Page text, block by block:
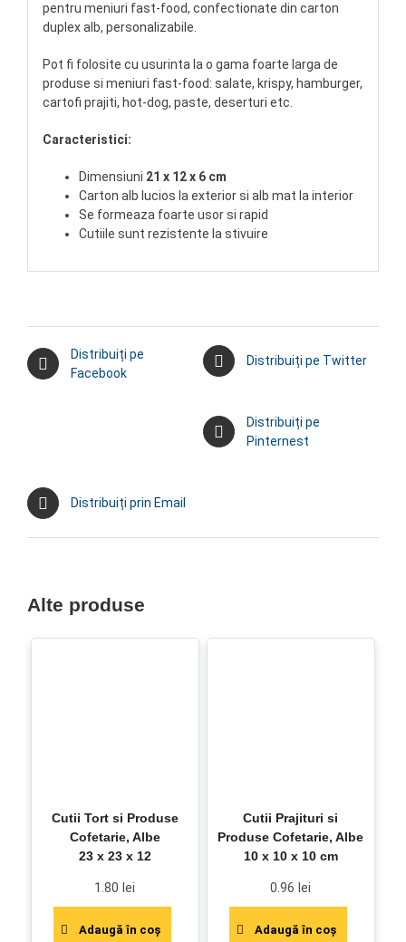
pentru meniuri fast-food, confectionate din carton
duplex alb, personalizabile.
Pot fi folosite cu usurinta la o gama foarte larga de
produse si meniuri fast-food: salate, krispy, hamburger,
cartofi prajiti, hot-dog, paste, deserturi etc.
Caracteristici:
Dimensiuni 21 x 12 x 6 cm
Carton alb lucios la exterior si alb mat la interior
Se formeaza foarte usor si rapid
Cutiile sunt rezistente la stivuire
Distribuiți pe
Facebook
Distribuiți pe Twitter
Distribuiți pe
Pinternest
Distribuiți prin Email
Alte produse
Cutii Tort si Produse
Cofetarie, Albe
23 x 23 x 12
1.80 lei
Adaugă în coș
Cutii Prajituri si
Produse Cofetarie, Albe
10 x 10 x 10 cm
0.96 lei
Adaugă în coș